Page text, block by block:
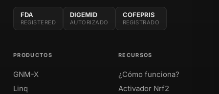
FDA
REGISTERED
DIGEMID
AUTORIZADO
COFEPRIS
REGISTRADO
PRODUCTOS
GNM-X
Linq
RECURSOS
¿Cómo funciona?
Activador Nrf2